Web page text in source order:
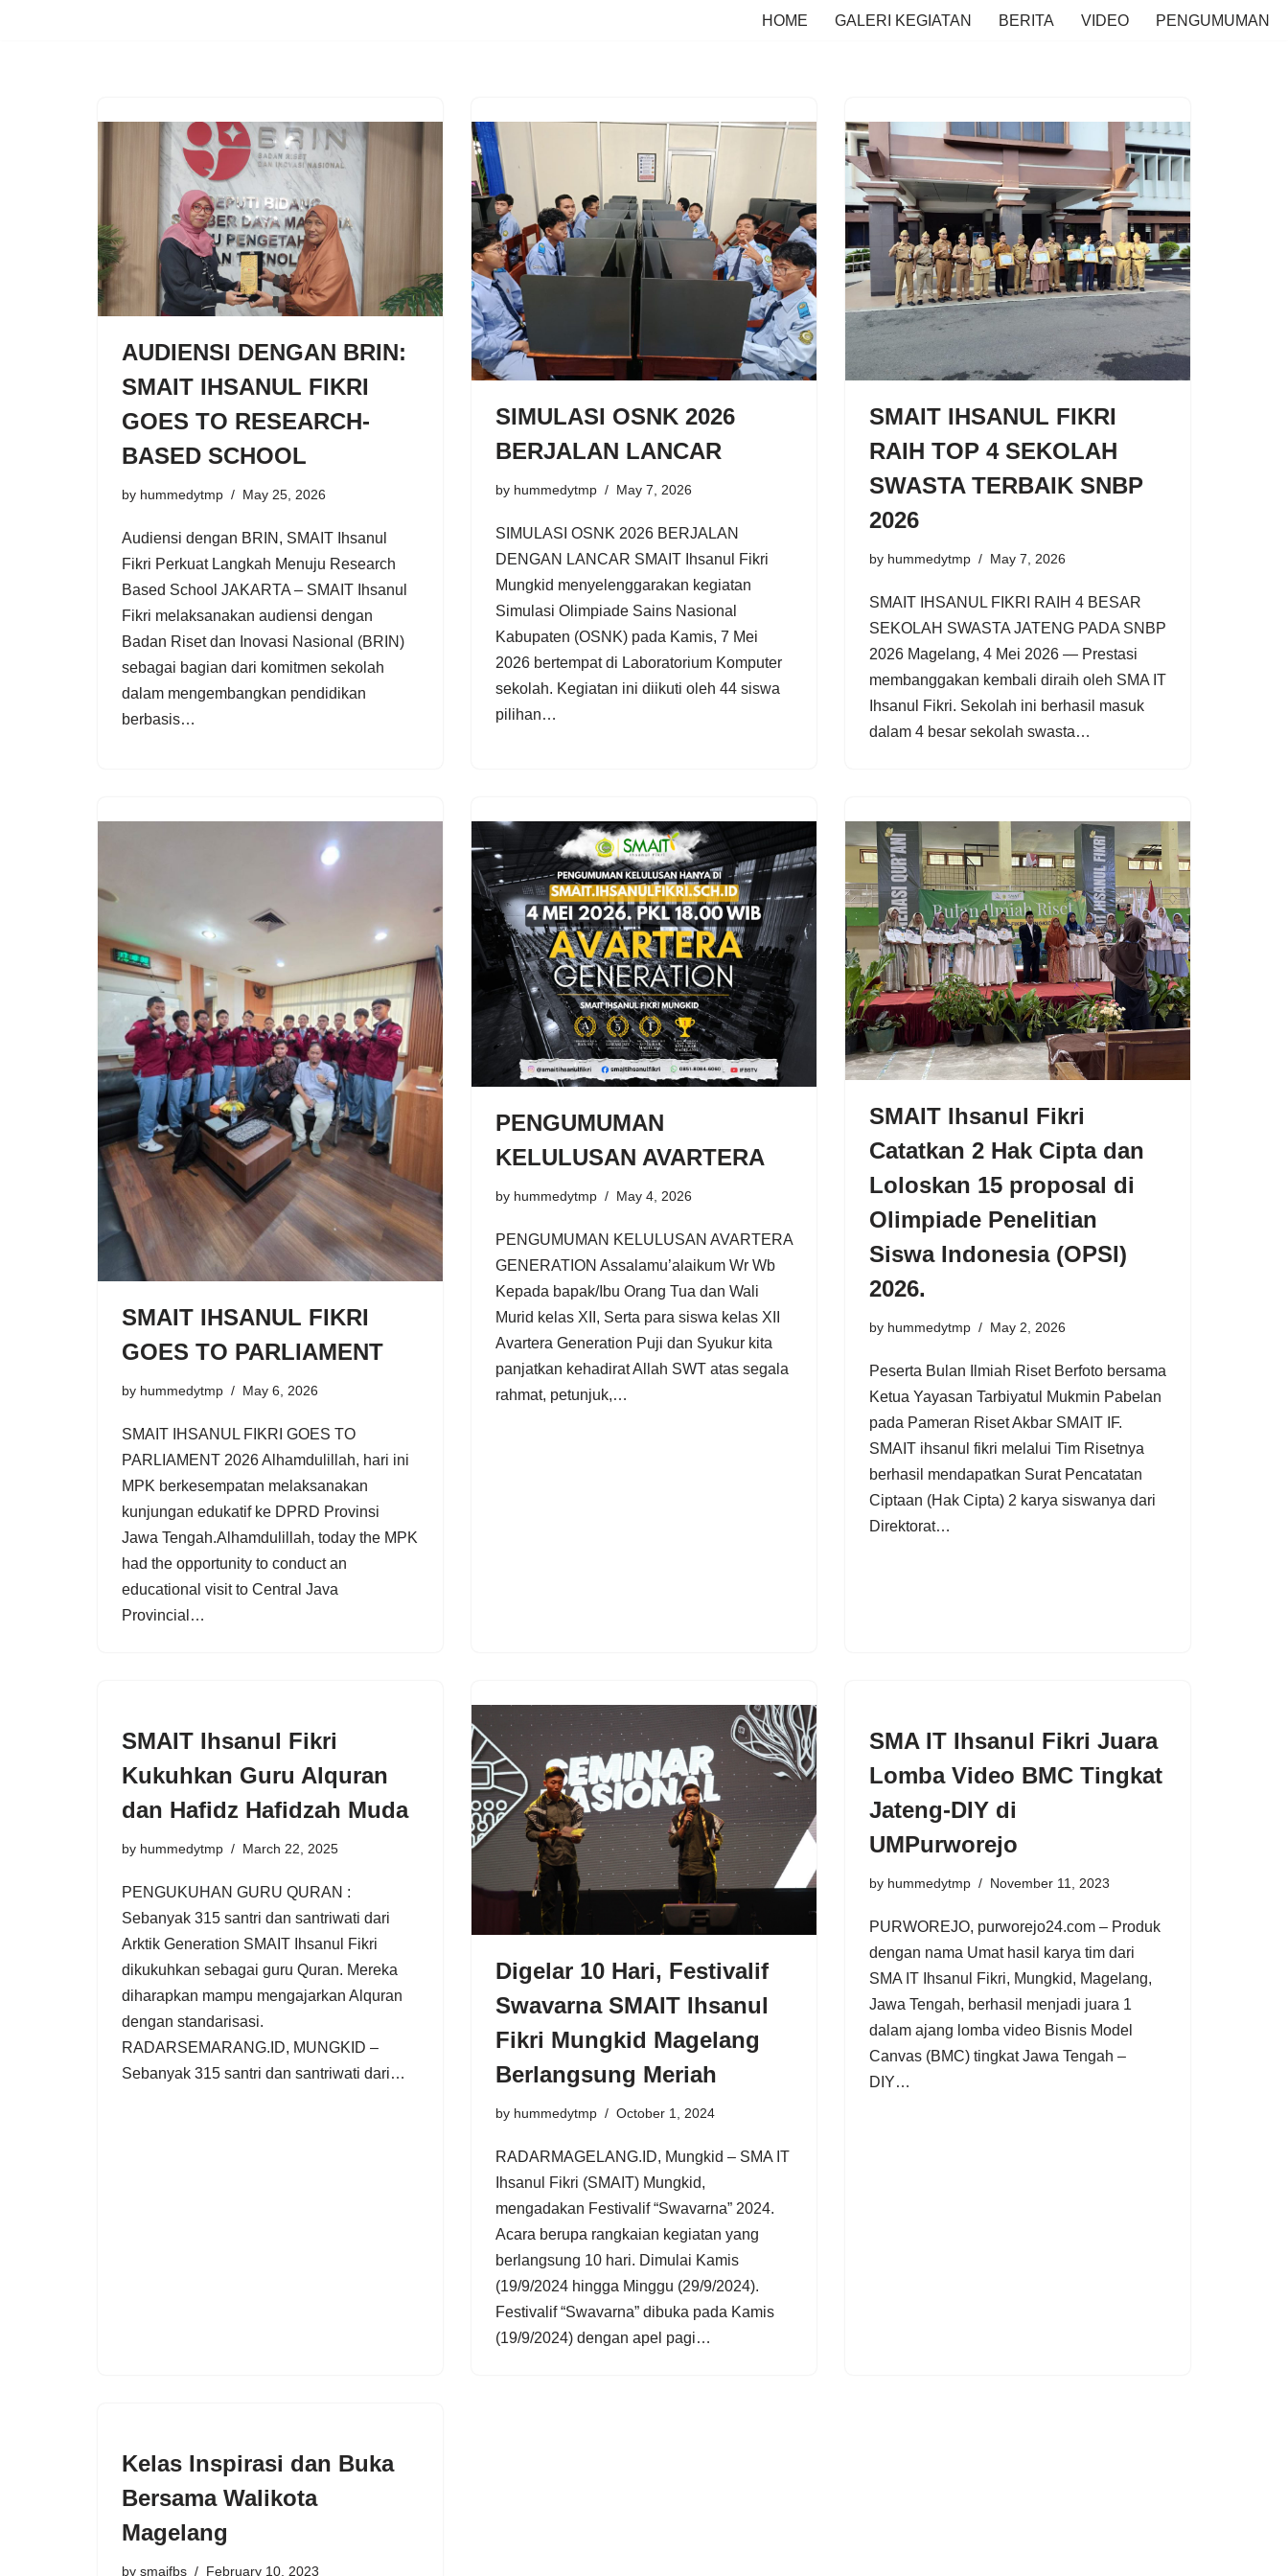
HOME GALERI KEGIATAN BERITA VIDEO PENGUMUMAN
AUDIENSI DENGAN BRIN:
SMAIT IHSANUL FIKRI
GOES TO RESEARCH-
BASED SCHOOL
by hummedytmp May 25, 2026
Audiensi dengan BRIN, SMAIT Ihsanul
Fikri Perkuat Langkah Menuju Research
Based School JAKARTA – SMAIT Ihsanul
Fikri melaksanakan audiensi dengan
Badan Riset dan Inovasi Nasional (BRIN)
sebagai bagian dari komitmen sekolah
dalam mengembangkan pendidikan
berbasis…
SIMULASI OSNK 2026
BERJALAN LANCAR
by hummedytmp May 7, 2026
SIMULASI OSNK 2026 BERJALAN
DENGAN LANCAR SMAIT Ihsanul Fikri
Mungkid menyelenggarakan kegiatan
Simulasi Olimpiade Sains Nasional
Kabupaten (OSNK) pada Kamis, 7 Mei
2026 bertempat di Laboratorium Komputer
sekolah. Kegiatan ini diikuti oleh 44 siswa
pilihan…
SMAIT IHSANUL FIKRI
RAIH TOP 4 SEKOLAH
SWASTA TERBAIK SNBP
2026
by hummedytmp May 7, 2026
SMAIT IHSANUL FIKRI RAIH 4 BESAR
SEKOLAH SWASTA JATENG PADA SNBP
2026 Magelang, 4 Mei 2026 — Prestasi
membanggakan kembali diraih oleh SMA IT
Ihsanul Fikri. Sekolah ini berhasil masuk
dalam 4 besar sekolah swasta…
SMAIT IHSANUL FIKRI
GOES TO PARLIAMENT
by hummedytmp May 6, 2026
SMAIT IHSANUL FIKRI GOES TO
PARLIAMENT 2026 Alhamdulillah, hari ini
MPK berkesempatan melaksanakan
kunjungan edukatif ke DPRD Provinsi
Jawa Tengah.Alhamdulillah, today the MPK
had the opportunity to conduct an
educational visit to Central Java
Provincial…
PENGUMUMAN
KELULUSAN AVARTERA
by hummedytmp May 4, 2026
PENGUMUMAN KELULUSAN AVARTERA
GENERATION Assalamu’alaikum Wr Wb
Kepada bapak/Ibu Orang Tua dan Wali
Murid kelas XII, Serta para siswa kelas XII
Avartera Generation Puji dan Syukur kita
panjatkan kehadirat Allah SWT atas segala
rahmat, petunjuk,…
SMAIT Ihsanul Fikri
Catatkan 2 Hak Cipta dan
Loloskan 15 proposal di
Olimpiade Penelitian
Siswa Indonesia (OPSI)
2026.
by hummedytmp May 2, 2026
Peserta Bulan Ilmiah Riset Berfoto bersama
Ketua Yayasan Tarbiyatul Mukmin Pabelan
pada Pameran Riset Akbar SMAIT IF.
SMAIT ihsanul fikri melalui Tim Risetnya
berhasil mendapatkan Surat Pencatatan
Ciptaan (Hak Cipta) 2 karya siswanya dari
Direktorat…
SMAIT Ihsanul Fikri
Kukuhkan Guru Alquran
dan Hafidz Hafidzah Muda
by hummedytmp March 22, 2025
PENGUKUHAN GURU QURAN :
Sebanyak 315 santri dan santriwati dari
Arktik Generation SMAIT Ihsanul Fikri
dikukuhkan sebagai guru Quran. Mereka
diharapkan mampu mengajarkan Alquran
dengan standarisasi.
RADARSEMARANG.ID, MUNGKID –
Sebanyak 315 santri dan santriwati dari…
Digelar 10 Hari, Festivalif
Swavarna SMAIT Ihsanul
Fikri Mungkid Magelang
Berlangsung Meriah
by hummedytmp October 1, 2024
RADARMAGELANG.ID, Mungkid – SMA IT
Ihsanul Fikri (SMAIT) Mungkid,
mengadakan Festivalif “Swavarna” 2024.
Acara berupa rangkaian kegiatan yang
berlangsung 10 hari. Dimulai Kamis
(19/9/2024 hingga Minggu (29/9/2024).
Festivalif “Swavarna” dibuka pada Kamis
(19/9/2024) dengan apel pagi…
SMA IT Ihsanul Fikri Juara
Lomba Video BMC Tingkat
Jateng-DIY di
UMPurworejo
by hummedytmp November 11, 2023
PURWOREJO, purworejo24.com – Produk
dengan nama Umat hasil karya tim dari
SMA IT Ihsanul Fikri, Mungkid, Magelang,
Jawa Tengah, berhasil menjadi juara 1
dalam ajang lomba video Bisnis Model
Canvas (BMC) tingkat Jawa Tengah –
DIY…
Kelas Inspirasi dan Buka
Bersama Walikota
Magelang
by smaifbs February 10, 2023